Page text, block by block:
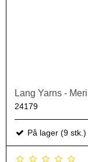
Lang Yarns -
24179
På lager (9 stk.)